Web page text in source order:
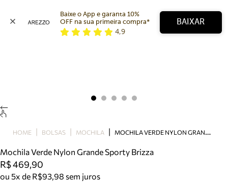
Bolsa
Tamanco
Tênis
Mule
Baixe o App e garanta 10%
OFF na sua primeira compra*
4,9
BAIXAR
HOME BOLSAS MOCHILA M
OCHILA VERDE NYLON GRANDE SPORTY BRIZZA
Mochila Verde Nylon Grande Sporty Brizza
R$ 469,90
ou 5x de R$93,98 sem juros